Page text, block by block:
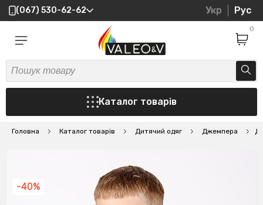
(067) 530-62-62 Укр Рус
0
Каталог товарів
Головна Каталог товарів Дитячий одяг Джемпера
-40%